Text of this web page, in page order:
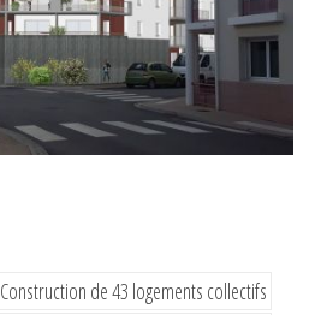
Construction de 43 logements collectifs